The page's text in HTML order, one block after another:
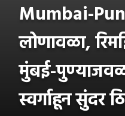
Mumbai-
लोणावळा,
मुंबई-
स्वर्गाहून सुंदर